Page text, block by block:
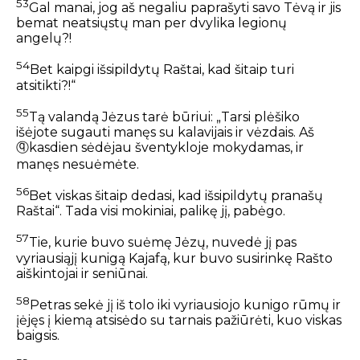
53Gal manai, jog aš negaliu paprašyti savo Tėvą ir jis
bemat neatsiųstų man per dvylika legionų
angelų?!
54Bet kaipgi išsipildytų Raštai, kad šitaip turi
atsitikti?!“
55Tą valandą Jėzus tarė būriui: „Tarsi plėšiko
išėjote sugauti manęs su kalavijais ir vėzdais. Aš
ⓠkasdien sėdėjau šventykloje mokydamas, ir
manęs nesuėmėte.
56Bet viskas šitaip dedasi, kad išsipildytų pranašų
Raštai“. Tada visi mokiniai, palikę jį, pabėgo.
57Tie, kurie buvo suėmę Jėzų, nuvedė jį pas
vyriausiąjį kunigą Kajafą, kur buvo susirinkę Rašto
aiškintojai ir seniūnai.
58Petras sekė jį iš tolo iki vyriausiojo kunigo rūmų ir
įėjęs į kiemą atsisėdo su tarnais pažiūrėti, kuo viskas
baigsis.